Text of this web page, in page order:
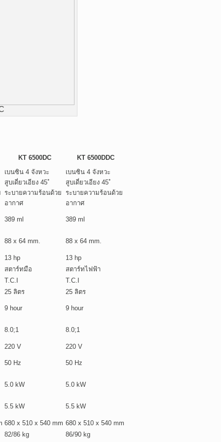
KT 6500DC KT 6500DDC
เบนซิน 4 จังหวะ
สูบเดี่ยวเอียง 45 ํ
ระบายความร้อนด้วย
อากาศ
เบนซิน 4 จังหวะ
สูบเดี่ยวเอียง 45 ํ
ระบายความร้อนด้วย
อากาศ
389 ml 389 ml
88 x 64 mm. 88 x 64 mm.
13 hp
13 hp
สตาร์ทมือ
สตาร์ทไฟฟ้า
T.C.I
T.C.I
25 ลิตร
25 ลิตร
9 hour 9 hour
8.0;1 8.0;1
220 V 220 V
50 Hz 50 Hz
5.0 kW 5.0 kW
5.5 kW 5.5 kW
680 x 510 x 540 mm 680 x 510 x 540 mm
82/86 kg
86/90 kg